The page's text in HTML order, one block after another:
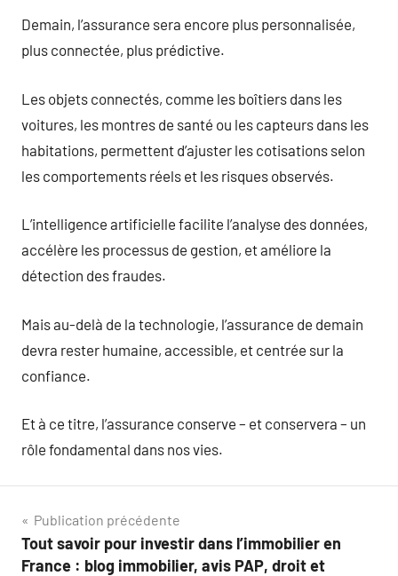
Demain, l’assurance sera encore plus personnalisée,
plus connectée, plus prédictive.
Les objets connectés, comme les boîtiers dans les
voitures, les montres de santé ou les capteurs dans les
habitations, permettent d’ajuster les cotisations selon
les comportements réels et les risques observés.
L’intelligence artificielle facilite l’analyse des données,
accélère les processus de gestion, et améliore la
détection des fraudes.
Mais au-delà de la technologie, l’assurance de demain
devra rester humaine, accessible, et centrée sur la
confiance.
Et à ce titre, l’assurance conserve – et conservera – un
rôle fondamental dans nos vies.
Navigation
de
Publication précédente
Tout savoir pour investir dans l’immobilier en
France : blog immobilier, avis PAP, droit et